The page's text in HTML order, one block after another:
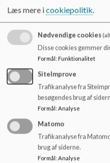
n
I skoleåret 19/20
undervisningen til gavn for
struktur tilrettelagt således,
optimalt til dette.
Udover at hele personalet er
videreuddannet, således
indenfor feltet.
Skanderup-Hjarup
Hjarupvej 14-16, 6640
Læs mere icookiepolitik.
Nødvendige cookies
Disse cookies gemmer
Formål: Funktionalitet
SiteImprove
Trafikanalyse fra
besøgendes brug af
Formål: Analyse
Matomo
Trafikanalyse fra
brug af siderne.
Formål: Analyse